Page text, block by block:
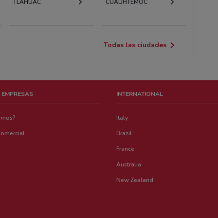
TLÁHUAC CUAUHTÉMOC
Todas las ciudades
INTERNATIONAL
Italy
Brazil
France
Australia
New Zealand